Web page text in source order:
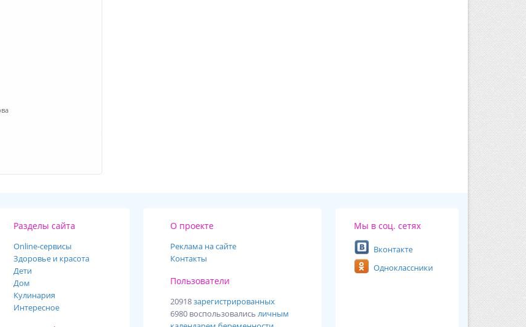
Разделы сайта
Online-cервисы
Здоровье и красота
Дети
Дом
Кулинария
Интересное
О проекте
Реклама на сайте
Контакты
Пользователи
20918зарегистрированных
6980 воспользовались личным
Мы в соц. сетях
Вконтакте
Одноклассники